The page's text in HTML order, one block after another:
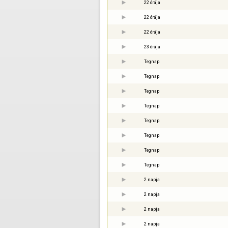
22 órája
22 órája
22 órája
23 órája
Tegnap
Tegnap
Tegnap
Tegnap
Tegnap
Tegnap
Tegnap
Tegnap
2 napja
2 napja
2 napja
2 napja